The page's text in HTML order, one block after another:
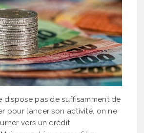
dispose pas de suffisamment de
pour lancer son activité, on ne
vers un crédit